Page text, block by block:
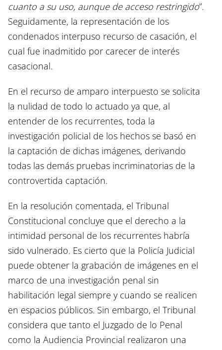
cuanto a su uso, aunque de acceso restringido”.
Seguidamente, la representación de los
condenados interpuso recurso de casación, el
cual fue inadmitido por carecer de interés
casacional.
En el recurso de amparo interpuesto se solicita
la nulidad de todo lo actuado ya que, al
entender de los recurrentes, toda la
investigación policial de los hechos se basó en
la captación de dichas imágenes, derivando
todas las demás pruebas incriminatorias de la
controvertida captación.
En la resolución comentada, el Tribunal
Constitucional concluye que el derecho a la
intimidad personal de los recurrentes habría
sido vulnerado. Es cierto que la Policía Judicial
puede obtener la grabación de imágenes en el
marco de una investigación penal sin
habilitación legal siempre y cuando se realicen
en espacios públicos. Sin embargo, el Tribunal
considera que tanto el Juzgado de lo Penal
como la Audiencia Provincial realizaron una